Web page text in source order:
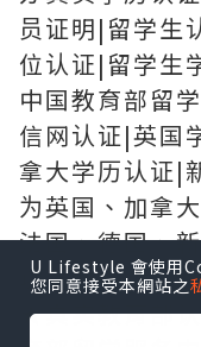
员证明|留学生
位认证|留学生
中国教育部留
信网认证|英国
拿大学历认证|
为英国、加拿
法国、德国、
以下服务：
★真实教育部
U Lifestyle 會使用
您同意接受本網站之